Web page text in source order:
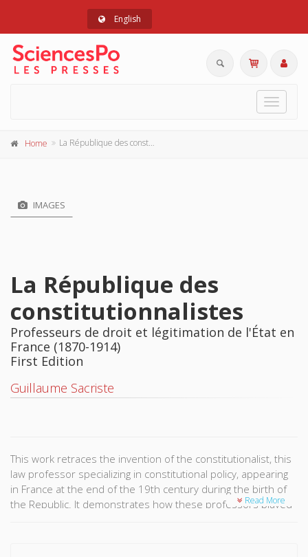
English
Toggle
Home La République des constitutionnalistes
IMAGES
La République des
constitutionnalistes
Professeurs de droit et légitimation de l'État en
France (1870-1914)
First Edition
Guillaume Sacriste
This work retraces the invention of the constitutionalist, this
law professor specializing in constitutional policy, appearing
in France at the end of the 19th century during the birth of
the Republic. It demonstrates how these professors played
Read More